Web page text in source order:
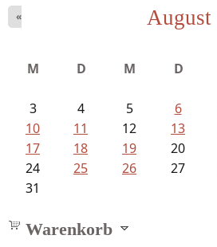
Schnabel, Sigune und Philipp L´...
August
«
M D M D
3
4 5 6
10
11 12 13
17
18 19 20
24
25 26 27
31
Warenkorb